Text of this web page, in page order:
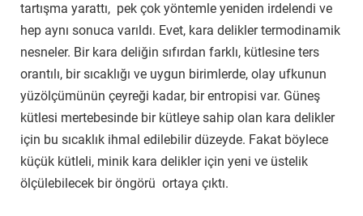
tartışma yarattı, pek çok yöntemle yeniden irdelendi ve
hep aynı sonuca varıldı. Evet, kara delikler termodinamik
nesneler. Bir kara deliğin sıfırdan farklı, kütlesine ters
orantılı, bir sıcaklığı ve uygun birimlerde, olay ufkunun
yüzölçümünün çeyreği kadar, bir entropisi var. Güneş
kütlesi mertebesinde bir kütleye sahip olan kara delikler
için bu sıcaklık ihmal edilebilir düzeyde. Fakat böylece
küçük kütleli, minik kara delikler için yeni ve üstelik
ölçülebilecek bir öngörü ortaya çıktı.